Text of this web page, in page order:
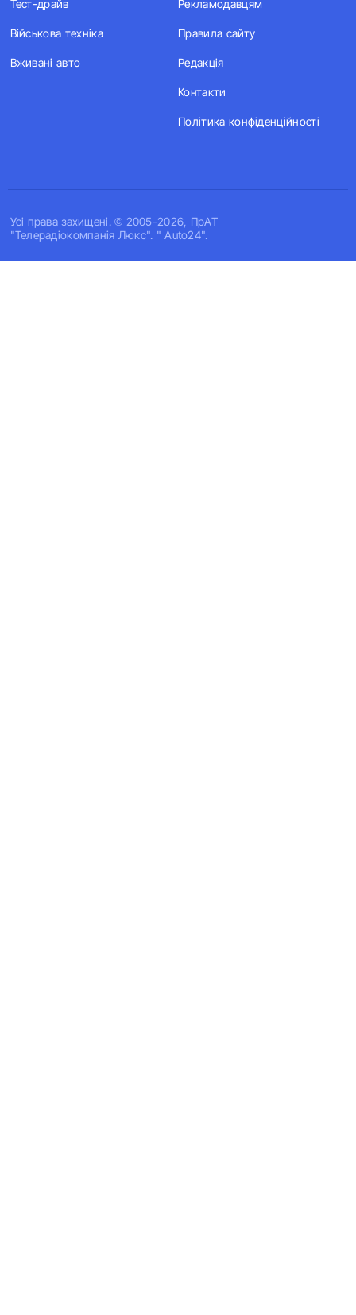
Усi права захищенi. © 2005-2026, ПрАТ
"Телерадіокомпанія Люкс". " Auto24".
Тест-драйв
Військова техніка
Вживані авто
Рекламодавцям
Правила сайту
Редакція
Контакти
Політика конфіденційності